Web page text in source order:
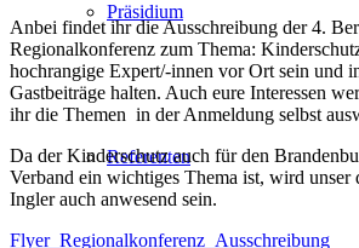
Präsidium
Referenten
Anbei findet ihr die Ausschreibung der 4.
Regionalkonferenz zum Thema:
hochrangige Expert/-innen vor Ort sein und
Gastbeiträge halten. Auch eure Interessen
ihr die Themen in der Anmeldung selbst
Da der Kinderschutz auch für den
Verband ein wichtiges Thema ist, wird unser
Ingler auch anwesend sein.
Flyer_Regionalkonferenz_Ausschreibung